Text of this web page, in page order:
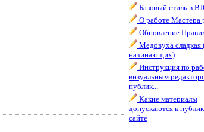
Базовый стиль в
О работе Мастера
Обновление
Медовуха сладкая
начинающих)
Инструкция по
визуальным
публик...
Какие материалы
допускаются к
сайте